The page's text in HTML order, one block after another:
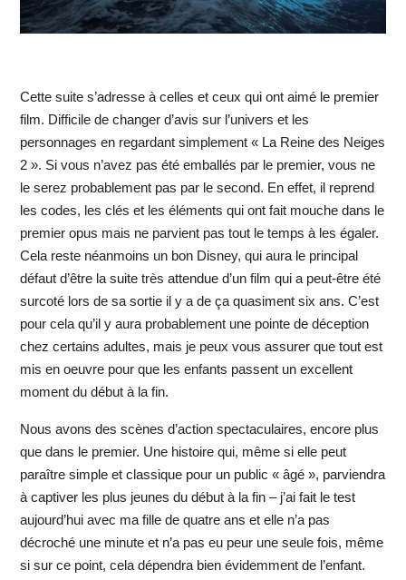
Cette suite s’adresse à celles et ceux qui ont aimé le premier
film. Difficile de changer d’avis sur l’univers et les
personnages en regardant simplement « La Reine des Neiges
2 ». Si vous n’avez pas été emballés par le premier, vous ne
le serez probablement pas par le second. En effet, il reprend
les codes, les clés et les éléments qui ont fait mouche dans le
premier opus mais ne parvient pas tout le temps à les égaler.
Cela reste néanmoins un bon Disney, qui aura le principal
défaut d’être la suite très attendue d’un film qui a peut-être été
surcoté lors de sa sortie il y a de ça quasiment six ans. C’est
pour cela qu’il y aura probablement une pointe de déception
chez certains adultes, mais je peux vous assurer que tout est
mis en oeuvre pour que les enfants passent un excellent
moment du début à la fin.
Nous avons des scènes d’action spectaculaires, encore plus
que dans le premier. Une histoire qui, même si elle peut
paraître simple et classique pour un public « âgé », parviendra
à captiver les plus jeunes du début à la fin – j’ai fait le test
aujourd’hui avec ma fille de quatre ans et elle n’a pas
décroché une minute et n’a pas eu peur une seule fois, même
si sur ce point, cela dépendra bien évidemment de l’enfant.